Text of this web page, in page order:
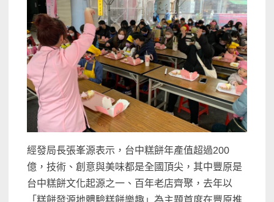
經發局長張峯源表示，台中糕餅年產值超過200
億，技術、創意與美味都是全國頂尖，其中豐原是
台中糕餅文化起源之一、百年老店齊聚，去年以
「糕餅發源地體驗糕餅樂趣」為主題首度在豐原推